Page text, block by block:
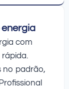
com
no padrão,